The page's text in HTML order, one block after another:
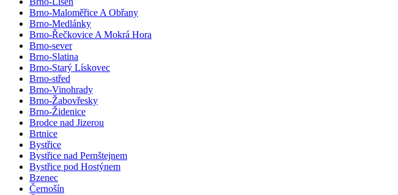
Brno-Maloměřice A Obřany
Brno-Medlánky
Brno-Řečkovice A Mokrá Hora
Brno-sever
Brno-Slatina
Brno-Starý Lískovec
Brno-střed
Brno-Vinohrady
Brno-Žabovřesky
Brno-Židenice
Brodce nad Jizerou
Brtnice
Bystřice
Bystřice nad Pernštejnem
Bystřice pod Hostýnem
Bzenec
Černošín